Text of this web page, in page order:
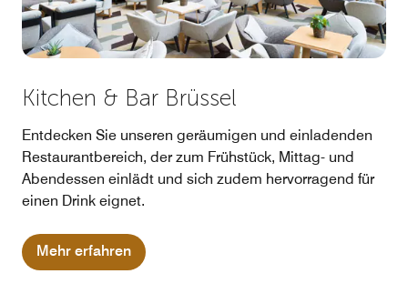
Kitchen & Bar Brüssel
Entdecken Sie unseren geräumigen und einladenden
Restaurantbereich, der zum Frühstück, Mittag- und
Abendessen einlädt und sich zudem hervorragend für
einen Drink eignet.
Mehr erfahren